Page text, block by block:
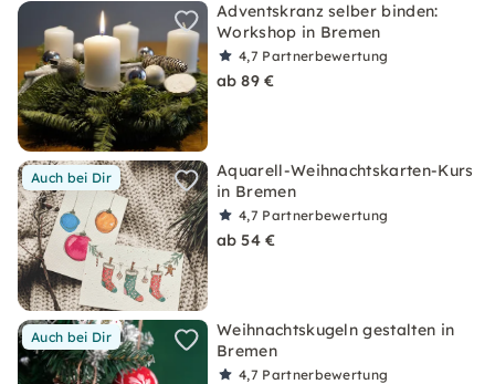
Adventskranz selber binden:
Workshop in Bremen
4,7 Partnerbewertung
ab 89 €
Auch bei Dir
Aquarell-Weihnachtskarten-Kurs
in Bremen
4,7 Partnerbewertung
ab 54 €
Auch bei Dir
Weihnachtskugeln gestalten in
Bremen
4,7 Partnerbewertung